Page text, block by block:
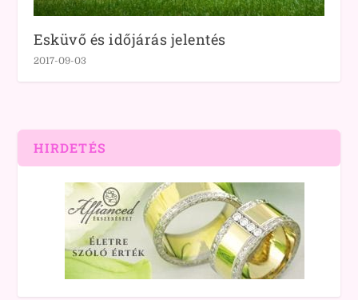
Esküvő és időjárás jelentés
2017-09-03
HIRDETÉS